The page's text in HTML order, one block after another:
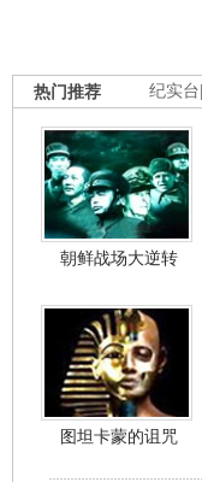
纪实台
热门推荐
朝鲜战场大逆转
图坦卡蒙的诅咒